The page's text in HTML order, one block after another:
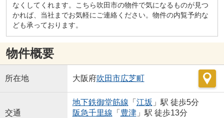
なくしてくれます。こちら吹田市の物件で気になるものが見つ
かれば、当社までお気軽にご連絡ください。物件の内覧予約な
ども承っております。
物件概要
所在地 大阪府吹田市広芝町
交通
地下鉄御堂筋線 「 江坂 」駅 徒歩5分
阪急千里線 「 豊津」駅 徒歩13分